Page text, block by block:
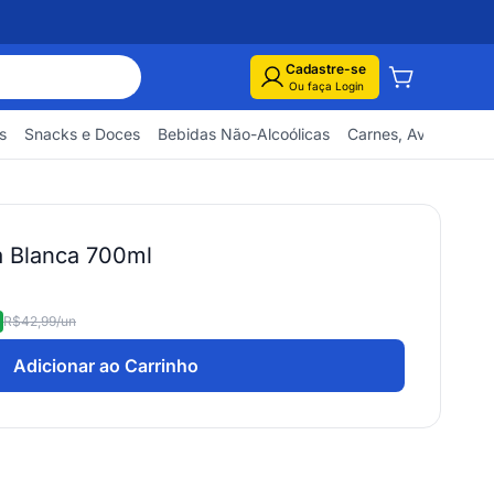
Cadastre-se
Ou faça Login
Snacks e Doces Bebidas Não-Alcoólicas Carnes, Aves e
Blanca 700ml
R$42,99/un
Adicionar ao Carrinho